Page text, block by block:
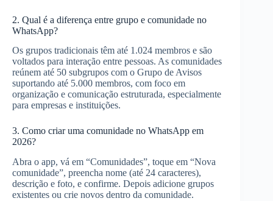
2. Qual é a diferença entre grupo e comunidade no
WhatsApp?
Os grupos tradicionais têm até 1.024 membros e são
voltados para interação entre pessoas. As comunidades
reúnem até 50 subgrupos com o Grupo de Avisos
suportando até 5.000 membros, com foco em
organização e comunicação estruturada, especialmente
para empresas e instituições.
3. Como criar uma comunidade no WhatsApp em
2026?
Abra o app, vá em “Comunidades”, toque em “Nova
comunidade”, preencha nome (até 24 caracteres),
descrição e foto, e confirme. Depois adicione grupos
existentes ou crie novos dentro da comunidade.